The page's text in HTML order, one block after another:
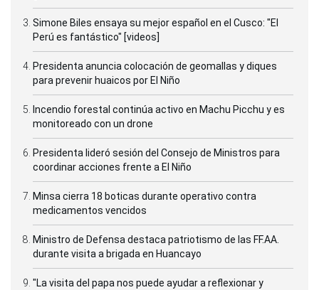
Simone Biles ensaya su mejor español en el Cusco: "El
Perú es fantástico" [videos]
Presidenta anuncia colocación de geomallas y diques
para prevenir huaicos por El Niño
Incendio forestal continúa activo en Machu Picchu y es
monitoreado con un drone
Presidenta lideró sesión del Consejo de Ministros para
coordinar acciones frente a El Niño
Minsa cierra 18 boticas durante operativo contra
medicamentos vencidos
Ministro de Defensa destaca patriotismo de las FF.AA.
durante visita a brigada en Huancayo
"La visita del papa nos puede ayudar a reflexionar y